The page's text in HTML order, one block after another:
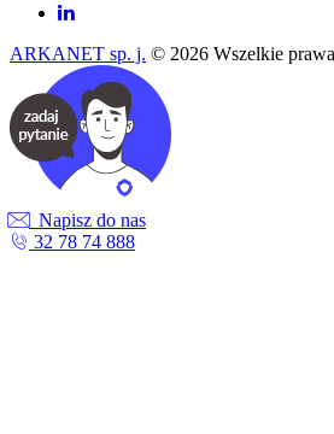
ARKANET sp. j. © 2026 Wszelkie
Napisz do nas
32 78 74 888